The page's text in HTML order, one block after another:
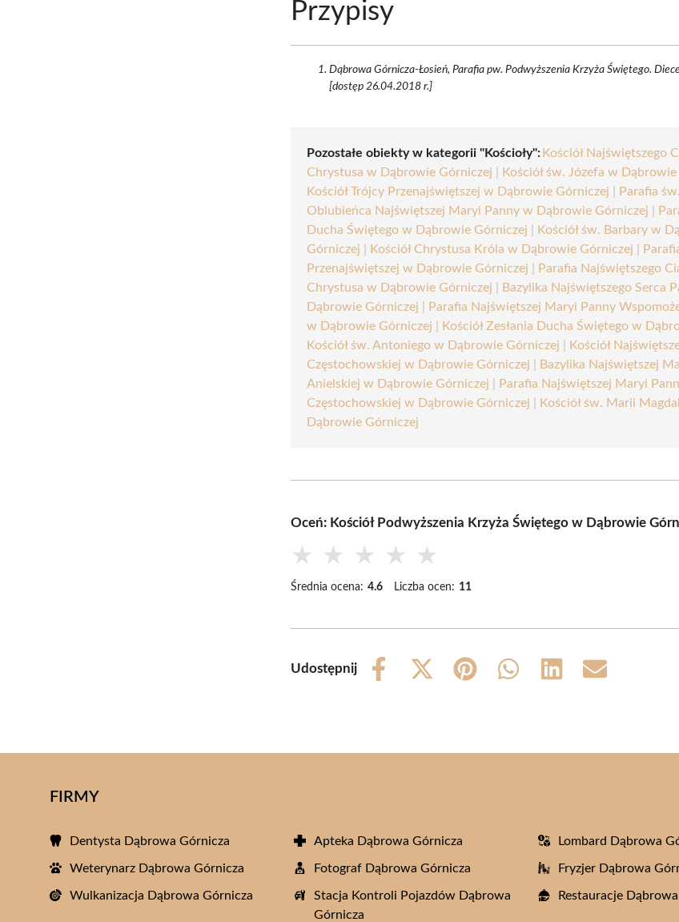
Przypisy
Dąbrowa Górnicza-Łosień, Parafia pw. Podwyższenia Krzyża Świętego.
[dostęp 26.04.2018 r.]
Pozostałe obiekty w kategorii "Kościoły":Kościół Najświętszego
Chrystusa w Dąbrowie Górniczej
Kościół św. Józefa w
Kościół Trójcy Przenajświętszej w Dąbrowie Górniczej
Parafia
Oblubieńca Najświętszej Maryi Panny w Dąbrowie Górniczej
Ducha Świętego w Dąbrowie Górniczej
Kościół św. Barbary w
Górniczej
Kościół Chrystusa Króla w Dąbrowie Górniczej
Przenajświętszej w Dąbrowie Górniczej
Parafia Najświętszego
Chrystusa w Dąbrowie Górniczej
Bazylika Najświętszego Serca
Dąbrowie Górniczej
Parafia Najświętszej Maryi Panny
w Dąbrowie Górniczej
Kościół Zesłania Ducha Świętego w
Kościół św. Antoniego w Dąbrowie Górniczej
Kościół
Częstochowskiej w Dąbrowie Górniczej
Bazylika Najświętszej
Anielskiej w Dąbrowie Górniczej
Parafia Najświętszej Maryi
Częstochowskiej w Dąbrowie Górniczej
Kościół św. Marii
Dąbrowie Górniczej
Oceń: Kościół Podwyższenia Krzyża Świętego w Dąbrowie
★ ★ ★ ★ ★
Średnia ocena: 4.6 Liczba ocen: 11
Udostępnij
Share
Share
Share
Share
Share
Share
FIRMY
Dentysta Dąbrowa Górnicza Apteka Dąbrowa Górnicza Lombard Dąbrowa
Weterynarz Dąbrowa Górnicza Fotograf Dąbrowa Górnicza Fryzjer Dąbrowa
Wulkanizacja Dąbrowa Górnicza
Stacja Kontroli Pojazdów Dąbrowa
Górnicza
Restauracje